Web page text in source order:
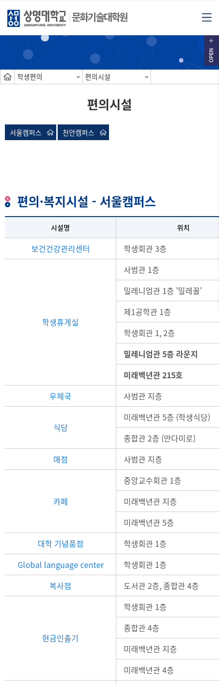
문화기술대학원
학생편의 편의시설
편의시설
서울캠퍼스 천안캠퍼스
편의·복지시설 - 서울캠퍼스
시설명 위치
보건건강관리센터 학생회관 3층
학생휴게실
사범관 1층
밀레니엄관 1층 '밀레꼴'
제1공학관 1층
학생회관 1, 2층
밀레니엄관 5층 라운지
미래백년관 215호
우체국
사범관 지층
식당
미래백년관 5층 (학생식당)
종합관 2층 (안다미로)
매점
사범관 지층
카페
중앙교수회관 1층
미래백년관 지층
미래백년관 5층
대학 기념품점
학생회관 1층
Global language center
학생회관 1층
복사점
도서관 2층, 종합관 4층
현금인출기
학생회관 1층
종합관 4층
미래백년관 지층
미래백년관 4층